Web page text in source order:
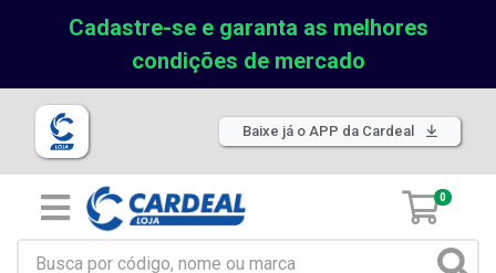
Cadastre-se e garanta as melhores
condições de mercado
Baixe já o APP da Cardeal
0